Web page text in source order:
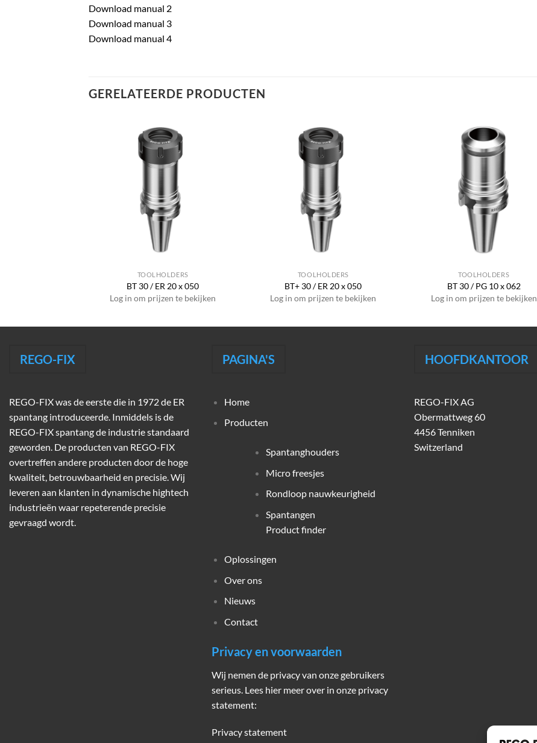
Download manual 2
Download manual 3
Download manual 4
GERELATEERDE PRODUCTEN
TOOLHOLDERS
BT 30 / ER 20 x 050
Log in om prijzen te bekijken
TOOLHOLDERS
BT+ 30 / ER 20 x 050
Log in om prijzen te bekijken
TOOLHOLDERS
BT 30 / PG 10 x 062
Log in om prijzen te bekijken
REGO-FIX
REGO-FIX was de eerste die in 1972 de ER
spantang introduceerde. Inmiddels is de
REGO-FIX spantang de industrie standaard
geworden. De producten van REGO-FIX
overtreffen andere producten door de hoge
kwaliteit, betrouwbaarheid en precisie. Wij
leveren aan klanten in dynamische hightech
industrieën waar repeterende precisie
gevraagd wordt.
PAGINA'S
Home
Producten
Spantanghouders
Micro freesjes
Rondloop nauwkeurigheid
Spantangen
Product finder
Oplossingen
Over ons
Nieuws
Contact
Privacy en voorwaarden
Wij nemen de privacy van onze gebruikers
serieus. Lees hier meer over in onze privacy
statement:
Privacy statement
HOOFDKANTOOR
REGO-FIX AG
Obermattweg 60
4456 Tenniken
Switzerland